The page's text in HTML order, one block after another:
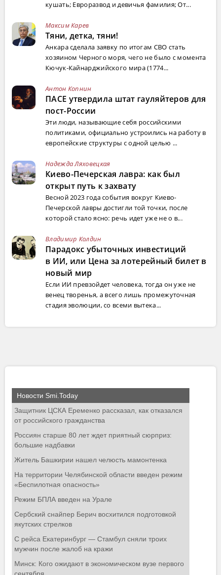
кушать; Евроразвод и девичья фамилия; От...
Максим Карев
Тяни, детка, тяни!
Анкара сделала заявку по итогам СВО стать
хозяином Черного моря, чего не было с момента
Кючук-Кайнарджийского мира (1774...
Антон Копнин
ПАСЕ утвердила штат гауляйтеров для
пост-России
Эти люди, называющие себя российскими
политиками, официально устроились на работу в
европейские структуры с одной целью ...
Надежда Ляховецкая
Киево-Печерская лавра: как был
открыт путь к захвату
Весной 2023 года события вокруг Киево-
Печерской лавры достигли той точки, после
которой стало ясно: речь идет уже не о в...
Владимир Колдин
Парадокс убыточных инвестиций
в ИИ, или Цена за лотерейный билет в
новый мир
Если ИИ превзойдет человека, тогда он уже не
венец творенья, а всего лишь промежуточная
стадия эволюции, со всеми вытека...